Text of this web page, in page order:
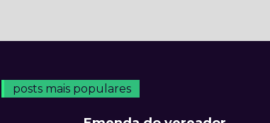
posts mais populares